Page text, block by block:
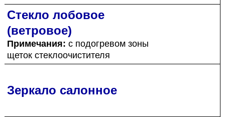
Стекло лобовое
(ветровое)
Примечания: с подогревом зоны
щеток стеклоочистителя
Зеркало салонное